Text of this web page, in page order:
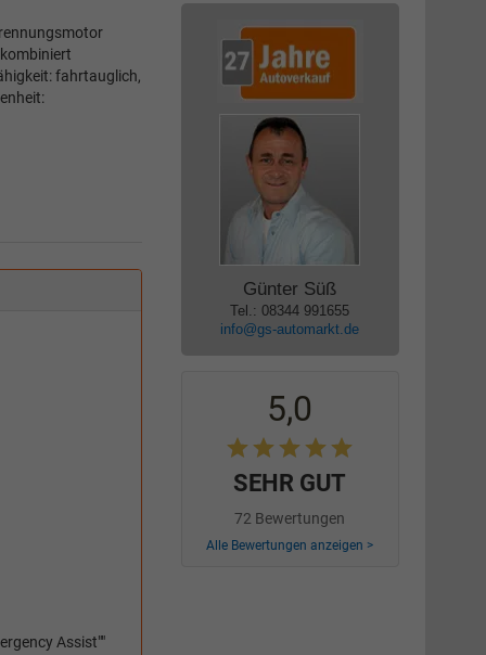
fahrtauglich,
Assist""
Günter Süß
Tel.: 08344 991655
info@gs-automarkt.de
5,0
SEHR GUT
72 Bewertungen
Alle Bewertungen anzeigen >